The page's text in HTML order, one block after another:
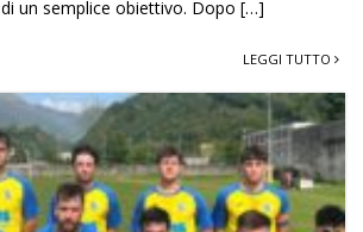
un semplice obiettivo. Dopo […]
LEGGI TUTTO